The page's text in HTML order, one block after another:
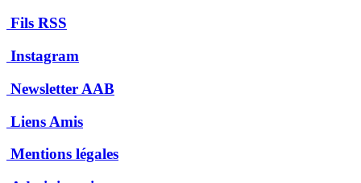
Fils RSS
Instagram
Newsletter AAB
Liens Amis
Mentions légales